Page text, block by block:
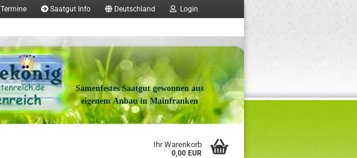
Termine Saatgut Info Deutschland Login
Samenfestes Saatgut gewonnen aus
eigenem Anbau in Mainfranken
Ihr Warenkorb
0,00 EUR